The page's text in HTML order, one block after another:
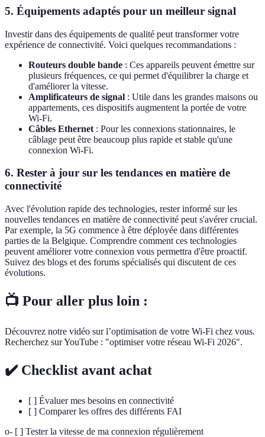
5. Équipements adaptés pour un meilleur signal
Investir dans des équipements de qualité peut transformer votre
expérience de connectivité. Voici quelques recommandations :
Routeurs double bande : Ces appareils peuvent émettre sur
plusieurs fréquences, ce qui permet d'équilibrer la charge et
d'améliorer la vitesse.
Amplificateurs de signal : Utile dans les grandes maisons ou
appartements, ces dispositifs augmentent la portée de votre
Wi-Fi.
Câbles Ethernet : Pour les connexions stationnaires, le
câblage peut être beaucoup plus rapide et stable qu'une
connexion Wi-Fi.
6. Rester à jour sur les tendances en matière de
connectivité
Avec l'évolution rapide des technologies, rester informé sur les
nouvelles tendances en matière de connectivité peut s'avérer crucial.
Par exemple, la 5G commence à être déployée dans différentes
parties de la Belgique. Comprendre comment ces technologies
peuvent améliorer votre connexion vous permettra d'être proactif.
Suivez des blogs et des forums spécialisés qui discutent de ces
évolutions.
📺 Pour aller plus loin :
Découvrez notre vidéo sur l’optimisation de votre Wi-Fi chez vous.
Recherchez sur YouTube : "optimiser votre réseau Wi-Fi 2026".
✔️ Checklist avant achat
[ ] Évaluer mes besoins en connectivité
[ ] Comparer les offres des différents FAI
o- [ ] Tester la vitesse de ma connexion régulièrement